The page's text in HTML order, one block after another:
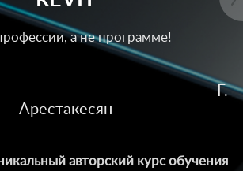
а не программе!
Арестакесян
авторский курс обучения